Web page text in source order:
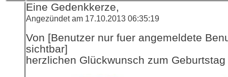
Eine Gedenkkerze,
Angezündet am 17.10.2013 06:35:19
Von [Benutzer nur fuer angemeldete
sichtbar]
herzlichen Glückwunsch zum Geburtstag